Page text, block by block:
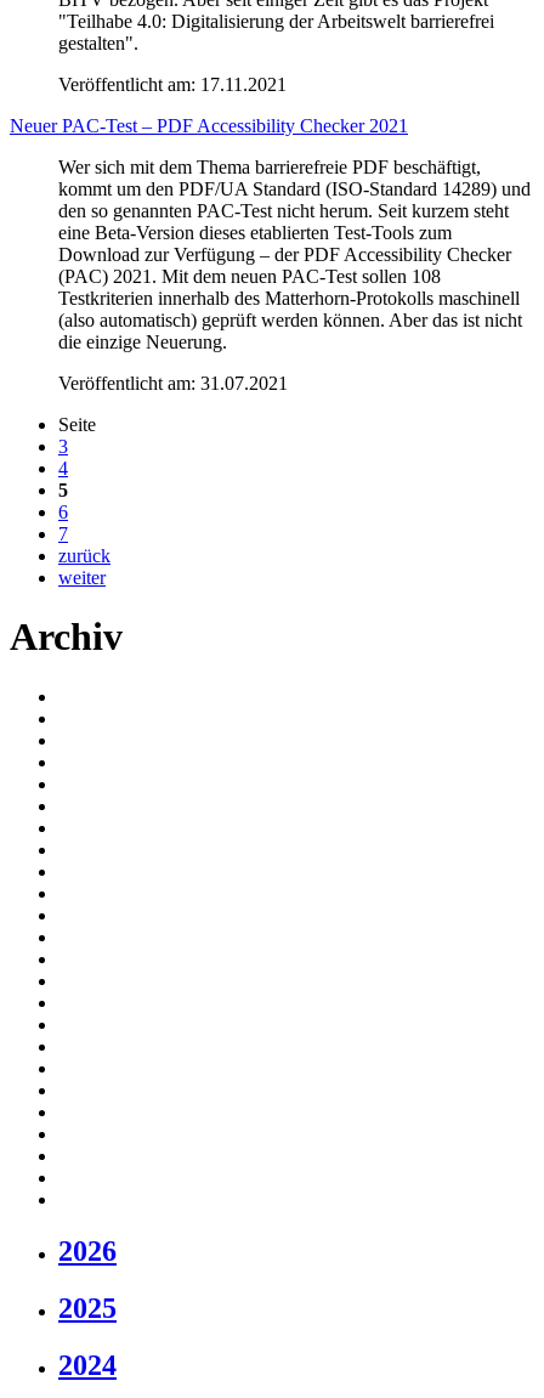
"Teilhabe 4.0: Digitalisierung der Arbeitswelt barrierefrei
gestalten".
Veröffentlicht am: 17.11.2021
Neuer PAC-Test – PDF Accessibility Checker 2021
Wer sich mit dem Thema barrierefreie PDF beschäftigt,
kommt um den PDF/UA Standard (ISO-Standard 14289) und
den so genannten PAC-Test nicht herum. Seit kurzem steht
eine Beta-Version dieses etablierten Test-Tools zum
Download zur Verfügung – der PDF Accessibility Checker
(PAC) 2021. Mit dem neuen PAC-Test sollen 108
Testkriterien innerhalb des Matterhorn-Protokolls maschinell
(also automatisch) geprüft werden können. Aber das ist nicht
die einzige Neuerung.
Veröffentlicht am: 31.07.2021
Seite
3
4
5
6
7
zurück
weiter
Archiv
2026
2025
2024